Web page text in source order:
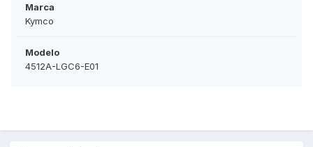
Marca
Kymco
Modelo
4512A-LGC6-E01